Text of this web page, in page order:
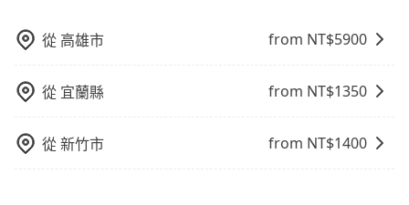
從 高雄市 from NT$5900
從 宜蘭縣 from NT$1350
從新竹市 from NT$1400